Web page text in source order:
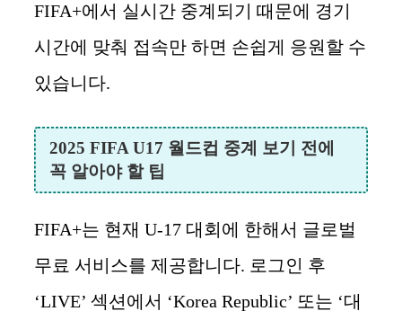
FIFA+에서 실시간 중계되기 때문에 경기
시간에 맞춰 접속만 하면 손쉽게 응원할 수
있습니다.
2025 FIFA U17 월드컵 중계 보기 전에
꼭 알아야 할 팁
FIFA+는 현재 U-17 대회에 한해서 글로벌
무료 서비스를 제공합니다. 로그인 후
‘LIVE’ 섹션에서 ‘Korea Republic’ 또는 ‘대